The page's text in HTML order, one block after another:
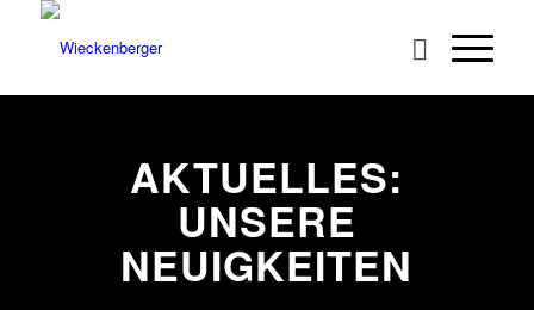
AKTUELLES:
UNSERE
NEUIGKEITEN